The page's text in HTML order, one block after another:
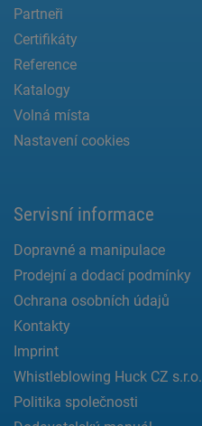
Partneři
Certifikáty
Reference
Katalogy
Volná místa
Nastavení cookies
Servisní informace
Dopravné a manipulace
Prodejní a dodací podmínky
Ochrana osobních údajů
Kontakty
Imprint
Whistleblowing Huck CZ s.r.o.
Politika společnosti